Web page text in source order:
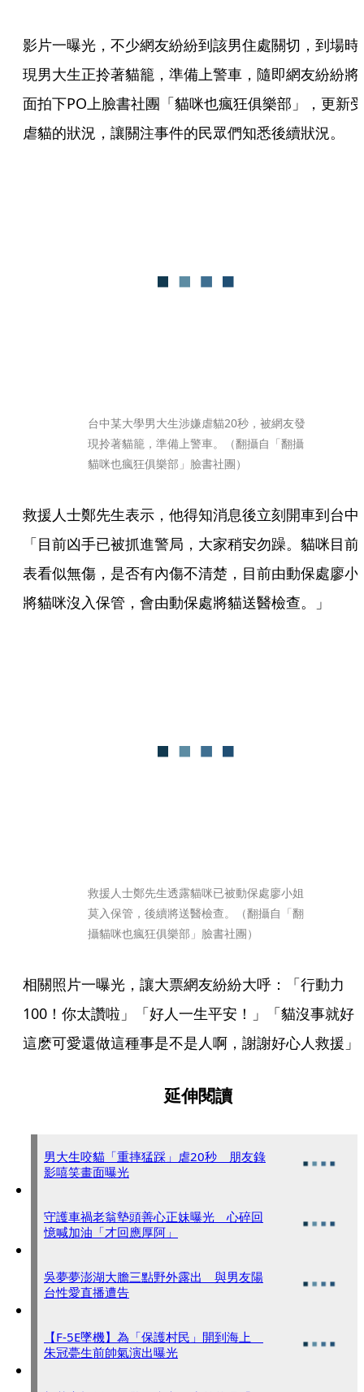
影片一曝光，不少網友紛紛到該男住處關切，到場時
現男大生正拎著貓籠，準備上警車，隨即網友紛紛將
面拍下PO上臉書社團「貓咪也瘋狂俱樂部」，更新受
虐貓的狀況，讓關注事件的民眾們知悉後續狀況。
台中某大學男大生涉嫌虐貓20秒，被網友發
現拎著貓籠，準備上警車。（翻攝自「翻攝
貓咪也瘋狂俱樂部」臉書社團）
救援人士鄭先生表示，他得知消息後立刻開車到台中
「目前凶手已被抓進警局，大家稍安勿躁。貓咪目前
表看似無傷，是否有內傷不清楚，目前由動保處廖小
將貓咪沒入保管，會由動保處將貓送醫檢查。」
救援人士鄭先生透露貓咪已被動保處廖小姐
莫入保管，後續將送醫檢查。（翻攝自「翻
攝貓咪也瘋狂俱樂部」臉書社團）
相關照片一曝光，讓大票網友紛紛大呼：「行動力
100！你太讚啦」「好人一生平安！」「貓沒事就好
這麽可愛還做這種事是不是人啊，謝謝好心人救援」
延伸閱讀
男大生咬貓「重摔猛踩」虐20秒 朋友錄
影嘻笑畫面曝光
守護車禍老翁墊頭善心正妹曝光 心碎回
憶喊加油「才回應厚阿」
吳夢夢澎湖大膽三點野外露出 與男友陽
台性愛直播遭告
【F-5E墜機】為「保護村民」開到海上
朱冠甍生前帥氣演出曝光